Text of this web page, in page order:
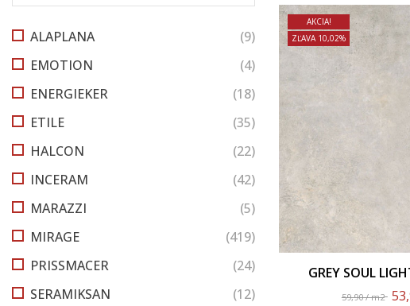
ALAPLANA
(9)
EMOTION
(4)
ENERGIEKER
(18)
ETILE
(35)
HALCON
(22)
INCERAM
(42)
MARAZZI
(5)
MIRAGE
(419)
PRISSMACER
(24)
SERAMIKSAN
(12)
AKCIA!
ZĽAVA 10,02%
GREY SOUL
Matný
59,90 / m2